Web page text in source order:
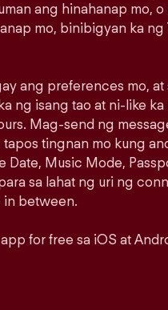
ang hinahanap mo,
mo, binibigyan ka
ang preferences mo,
ng isang tao at ni-like ka
Mag-send ng
tingnan mo kung
Date, Music Mode,
sa lahat ng uri ng
in between.
for free sa iOS at